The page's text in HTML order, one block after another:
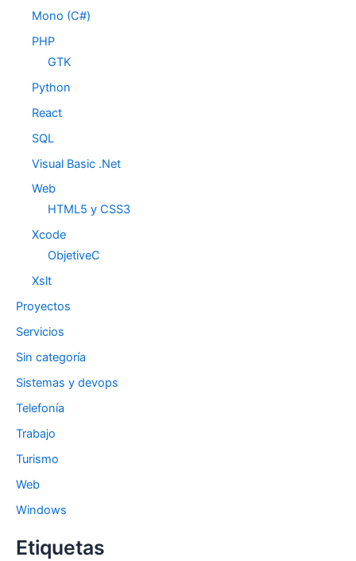
Mono (C#)
PHP
GTK
Python
React
SQL
Visual Basic .Net
Web
HTML5 y CSS3
Xcode
ObjetiveC
Xslt
Proyectos
Servicios
Sin categoría
Sistemas y devops
Telefonía
Trabajo
Turismo
Web
Windows
Etiquetas